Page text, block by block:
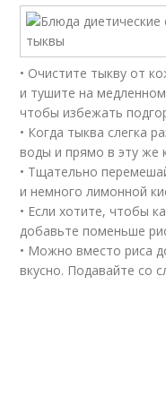
• Очистите тыкву от
и тушите на
чтобы избежать
• Когда тыква слегка
воды и прямо в эту же
• Тщательно
и немного лимонной
• Если хотите, чтобы
добавьте поменьше
• Можно вместо риса
вкусно. Подавайте со